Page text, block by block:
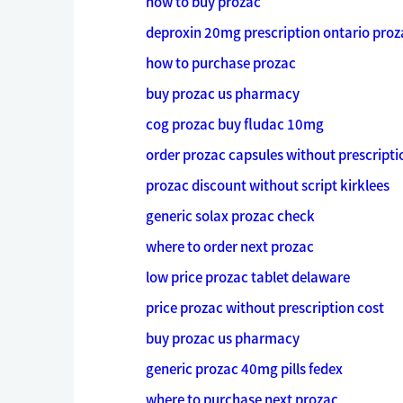
deproxin 20mg prescription ontario
how to purchase prozac
buy prozac us pharmacy
cog prozac buy fludac 10mg
order prozac capsules without
prozac discount without script kirklees
generic solax prozac check
where to order next prozac
low price prozac tablet delaware
price prozac without prescription cost
buy prozac us pharmacy
generic prozac 40mg pills fedex
where to purchase next prozac